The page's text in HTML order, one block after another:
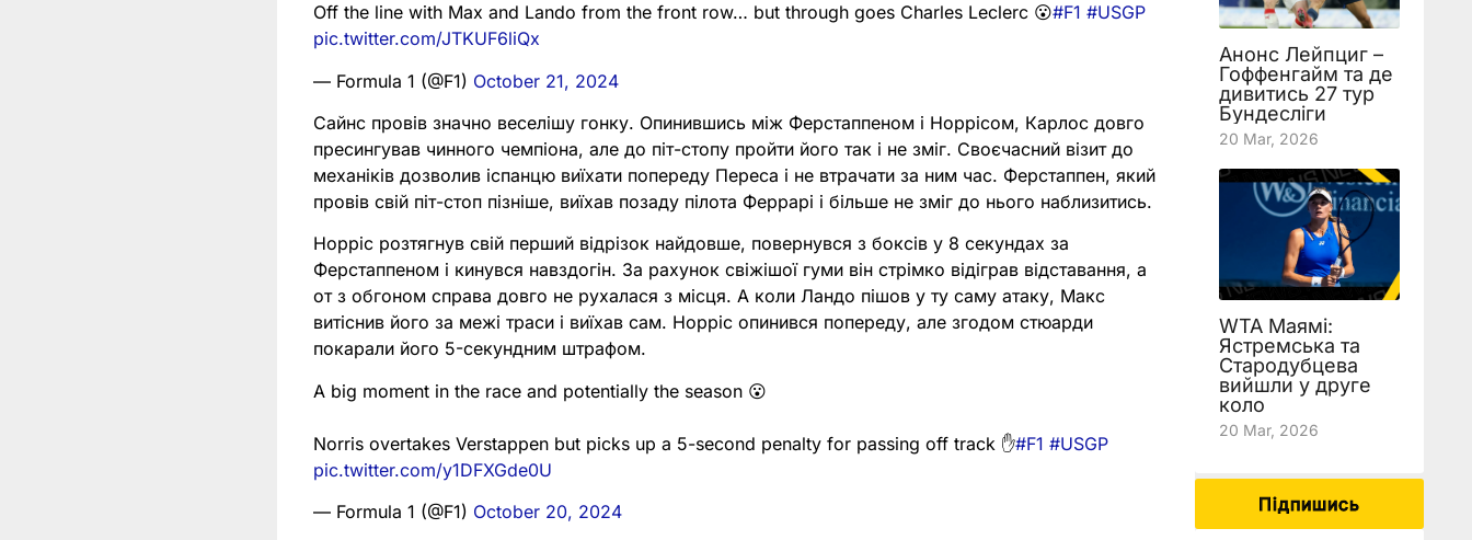
Off the line with Max and Lando from the front row… but through goes Charles Leclerc 😮#F1 #USGP
pic.twitter.com/JTKUF6liQx
— Formula 1 (@F1) October 21, 2024
Сайнс провів значно веселішу гонку. Опинившись між Ферстаппеном і Норрісом, Карлос довго
пресингував чинного чемпіона, але до піт-стопу пройти його так і не зміг. Своєчасний візит до
механіків дозволив іспанцю виїхати попереду Переса і не втрачати за ним час. Ферстаппен, який
провів свій піт-стоп пізніше, виїхав позаду пілота Феррарі і більше не зміг до нього наблизитись.
Норріс розтягнув свій перший відрізок найдовше, повернувся з боксів у 8 секундах за
Ферстаппеном і кинувся навздогін. За рахунок свіжішої гуми він стрімко відіграв відставання, а
от з обгоном справа довго не рухалася з місця. А коли Ландо пішов у ту саму атаку, Макс
витіснив його за межі траси і виїхав сам. Норріс опинився попереду, але згодом стюарди
покарали його 5-секундним штрафом.
A big moment in the race and potentially the season 😮
Norris overtakes Verstappen but picks up a 5-second penalty for passing off track ✋#F1 #USGP
pic.twitter.com/y1DFXGde0U
— Formula 1 (@F1) October 20, 2024
Анонс Лейпциг –
Гоффенгайм та де
дивитись 27 тур
Бундесліги
20 Mar, 2026
WTA Маямі:
Ястремська та
Стародубцева
вийшли у друге
коло
20 Mar, 2026
Підпишись